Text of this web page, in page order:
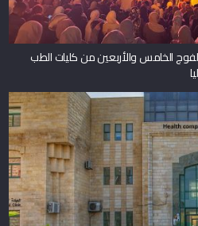
الخامس والأربعين من كليات الطب